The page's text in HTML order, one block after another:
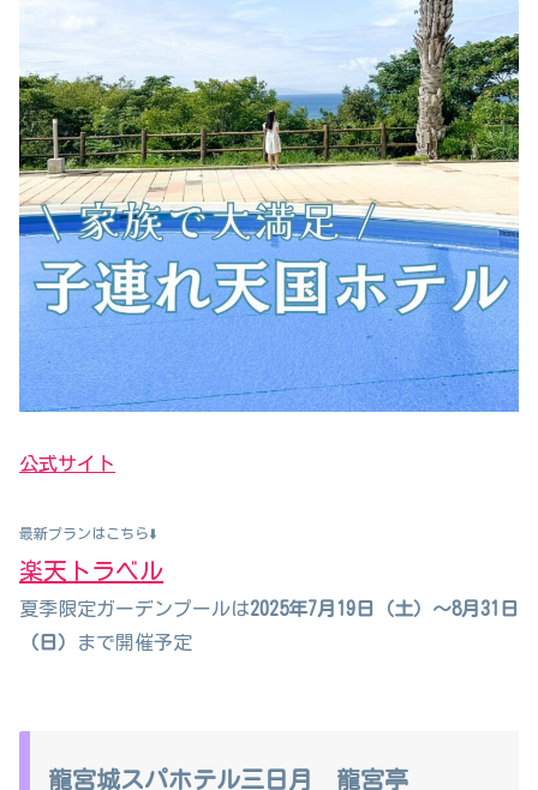
公式サイト
最新プランはこちら⬇️
楽天トラベル
夏季限定ガーデンプールは2025年7月19日（土）～8月31日
（日）
まで開催予定
龍宮城スパホテル三日月 龍宮亭